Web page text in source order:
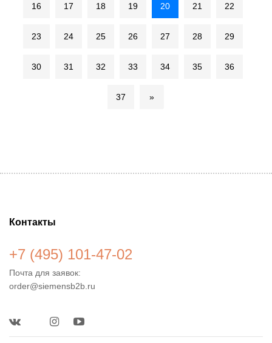
16 17 18 19 20 21 22
23 24 25 26 27 28 29
30 31 32 33 34 35 36
37 »
Контакты
+7 (495) 101-47-02
Почта для заявок:
order@siemensb2b.ru